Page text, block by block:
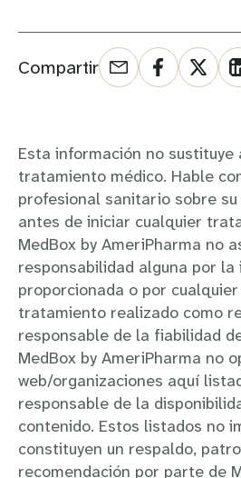
Compartir
Esta información no sustituye
tratamiento médico. Hable
profesional sanitario sobre
antes de iniciar cualquier
MedBox by AmeriPharma no
responsabilidad alguna por la
proporcionada o por
tratamiento realizado como
responsable de la fiabilidad
MedBox by AmeriPharma no
web/organizaciones aquí
responsable de la
contenido. Estos listados no
constituyen un respaldo,
recomendación por parte de